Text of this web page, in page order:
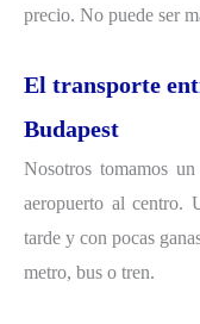
precio. No puede ser
El transporte
Budapest
Nosotros tomamos
aeropuerto al centro.
tarde y con pocas
metro, bus o tren.